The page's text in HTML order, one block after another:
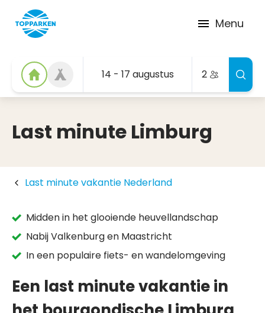
Menu
14 - 17 augustus 2
Last minute Limburg
Last minute vakantie Nederland
Midden in het glooiende heuvellandschap
Nabij Valkenburg en Maastricht
In een populaire fiets- en wandelomgeving
Een last minute vakantie in